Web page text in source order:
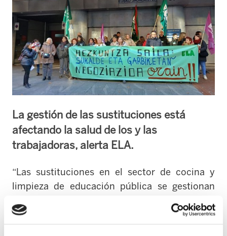
La gestión de las sustituciones está
afectando la salud de los y las
trabajadoras, alerta ELA.
“Las sustituciones en el sector de cocina y
limpieza de educación pública se gestionan
cada vez peor”, critica ELA, que considera que
el Gobierno Vasco condena al sector a la